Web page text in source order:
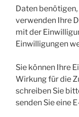
Daten
verwenden Ihre
mit der
Einwilligungen
Sie können Ihre
Wirkung für die
schreiben Sie
senden Sie eine